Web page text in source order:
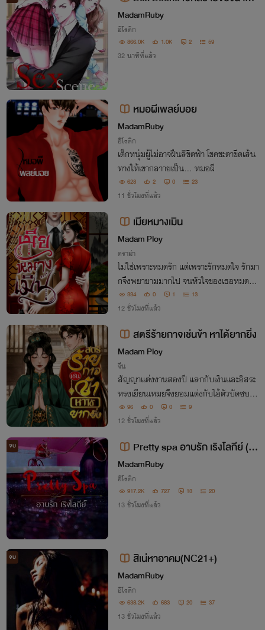
พลย์บอย(4P/NC25+เนื้อหารุนแรง)
MadamRuby
อีโรติก
866.0K 1.0K 2 59
32 นาทีที่แล้ว
หมอผีเพลย์บอย
MadamRuby
อีโรติก
เด็กหนุ่มผู้ไม่อาจฝืนลิขิตฟ้า โชคชะตาขีดเส้น
ทางให้เขากลาายเป็น... หมอผี
628 2 0 23
11 ชั่วโมงที่แล้ว
เมียหมางเมิน
Madam Ploy
ดราม่า
ไม่ใช่เพราะหมดรัก แต่เพราะรักหมดใจ รักมา
กจึงพยายามมากไป จนหัวใจของเธอหมดแร
ง แต่งงานมาสองปี เพ่ยหรงอวี้กลับเป็นได้เ
พียงเมียหมางเมินของลู่จิ่นเฉิงเท่านั้น ส่วนเ
334 0 1 13
12 ชั่วโมงที่แล้ว
สตรีร้ายกาจเช่นข้า หาได้ยากยิ่ง
Madam Ploy
จีน
สัญญาแต่งงานสองปี แลกกับเงินและอิสระ
หรงเยียนเหมยจึงยอมแต่งกับไอ้ตัวบัดซบ แ
ต่สองปีมาถึง เหตุใดพระสวามีต่ำช้าจึงไม่ยอ
มหย่า ตบก็แล้วตีก็แล้ว ไหนเล่าหนังสือหย่า
96 0 0 9
12 ชั่วโมงที่แล้ว
จบ
Pretty spa อาบรัก เริงโลกีย์ (3
P/4P)
MadamRuby
อีโรติก
917.2K 727 13 20
13 ชั่วโมงที่แล้ว
จบ สิเน่หาอาคม(NC21+)
MadamRuby
อีโรติก
638.2K 683 20 37
13 ชั่วโมงที่แล้ว